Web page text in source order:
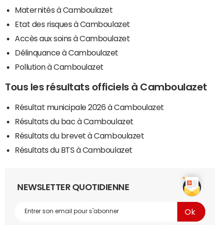
Maternités à Camboulazet
Etat des risques à Camboulazet
Accès aux soins à Camboulazet
Délinquance à Camboulazet
Pollution à Camboulazet
Tous les résultats officiels à Camboulazet
Résultat municipale 2026 à Camboulazet
Résultats du bac à Camboulazet
Résultats du brevet à Camboulazet
Résultats du BTS à Camboulazet
NEWSLETTER QUOTIDIENNE